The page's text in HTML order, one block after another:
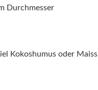
Durchmesser
Kokoshumus oder